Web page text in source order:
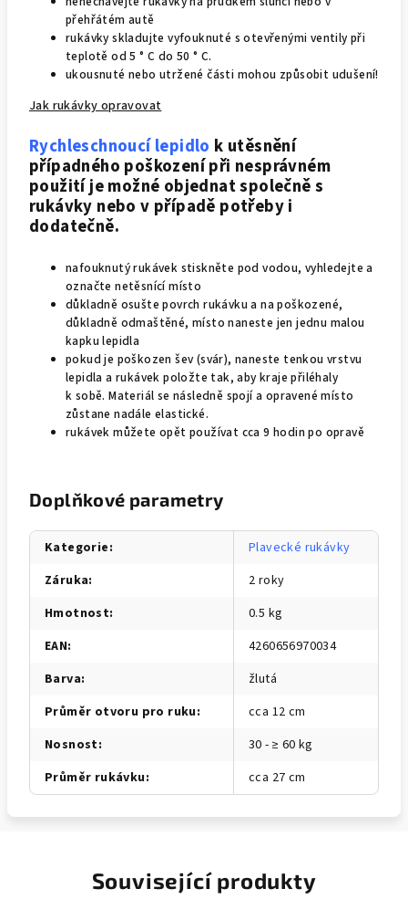
přehřátém autě
rukávky skladujte vyfouknuté s otevřenými ventily při
teplotě od 5 ° C do 50 ° C.
ukousnuté nebo utržené části mohou způsobit udušení!
Jak rukávky opravovat
Rychleschnoucí lepidlo k utěsnění
případného poškození při nesprávném
použití je možné objednat společně s
rukávky nebo v případě potřeby i
dodatečně.
nafouknutý rukávek stiskněte pod vodou, vyhledejte a
označte netěsnící místo
důkladně osušte povrch rukávku a na poškozené,
důkladně odmaštěné, místo naneste jen jednu malou
kapku lepidla
pokud je poškozen šev (svár), naneste tenkou vrstvu
lepidla a rukávek položte tak, aby kraje přiléhaly
k sobě. Materiál se následně spojí a opravené místo
zůstane nadále elastické.
rukávek můžete opět používat cca 9 hodin po opravě
Doplňkové parametry
Kategorie:
Plavecké rukávky
Záruka:
2 roky
Hmotnost:
0.5 kg
EAN:
4260656970034
Barva:
žlutá
Průměr otvoru pro ruku:
cca 12 cm
Nosnost:
30 - ≥ 60 kg
Průměr rukávku: cca 27 cm
Související produkty